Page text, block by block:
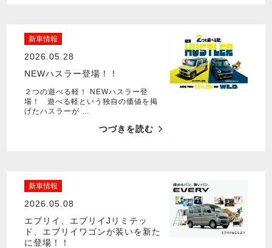
新車情報
2026.05.28
NEWハスラー登場！！
２つの遊べる軽！ NEWハスラー登
場！ 遊べる軽という独自の価値を掲
げたハスラーが …
つづきを読む
新車情報
2026.05.08
エブリイ、エブリイJリミテッ
ド、エブリイワゴンが装いを新た
に登場！！